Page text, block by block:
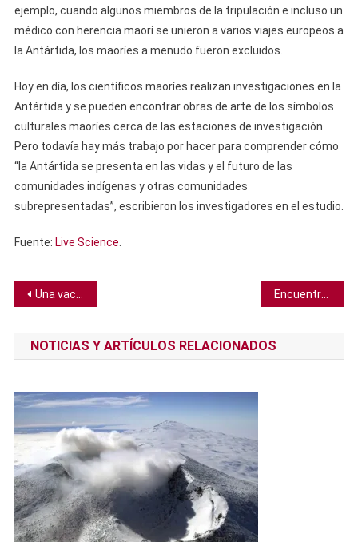
ejemplo, cuando algunos miembros de la tripulación e incluso un
médico con herencia maorí se unieron a varios viajes europeos a
la Antártida, los maoríes a menudo fueron excluidos.
Hoy en día, los científicos maoríes realizan investigaciones en la
Antártida y se pueden encontrar obras de arte de los símbolos
culturales maoríes cerca de las estaciones de investigación.
Pero todavía hay más trabajo por hacer para comprender cómo
“la Antártida se presenta en las vidas y el futuro de las
comunidades indígenas y otras comunidades
subrepresentadas”, escribieron los investigadores en el estudio.
Fuente: Live Science
Navegación
de
entradas
Una vacuna COVID tiene efectividad del 90%, incluso contra las variantes y puede salir al mercado pronto
NOTICIAS Y ARTÍCULOS RELACIONADOS